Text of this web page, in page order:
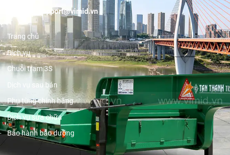
support@vimid.vn
Trang chủ
Dịch vụ
Chuỗi trạm 3S
Dịch vụ sau bán
Phụ tùng chính hãng
Dịch vụ sửa chữa
Bảo hành bảo dưỡng